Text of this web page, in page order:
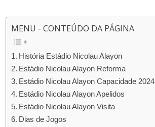
MENU - CONTEÚDO DA PÁGINA
História Estádio Nicolau Alayon
Estádio Nicolau Alayon Reforma
Estádio Nicolau Alayon Capacidade 2024
Estádio Nicolau Alayon Apelidos
Estádio Nicolau Alayon Visita
Dias de Jogos